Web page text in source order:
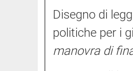
Disegno di
politiche per i
manovra di